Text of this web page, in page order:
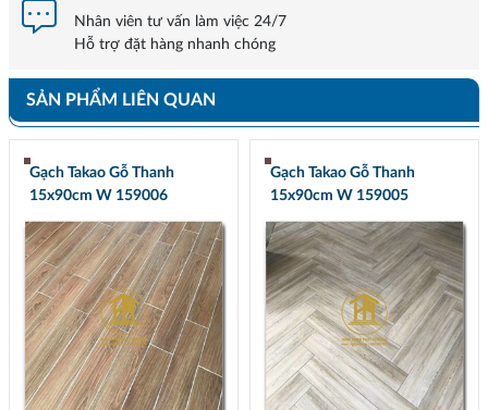
Nhân viên tư vấn làm việc 24/7
Hỗ trợ đặt hàng nhanh chóng
SẢN PHẨM LIÊN QUAN
Gạch Takao Gỗ Thanh
15x90cm W 159006
Gạch Takao Gỗ Thanh
15x90cm W 159005